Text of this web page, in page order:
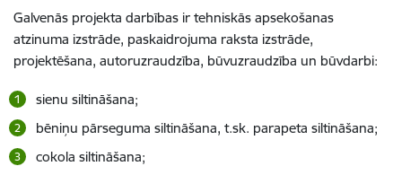
Galvenās projekta darbības ir tehniskās apsekošanas
atzinuma izstrāde, paskaidrojuma raksta izstrāde,
projektēšana, autoruzraudzība, būvuzraudzība un būvdarbi:
sienu siltināšana;
bēniņu pārseguma siltināšana, t.sk. parapeta siltināšana;
cokola siltināšana;